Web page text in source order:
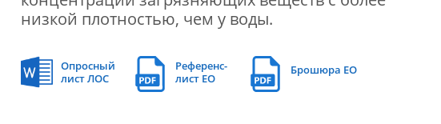
низкой плотностью, чем у воды.
Опросный
лист ЛОС
Референс-
лист EO
Брошюра EO